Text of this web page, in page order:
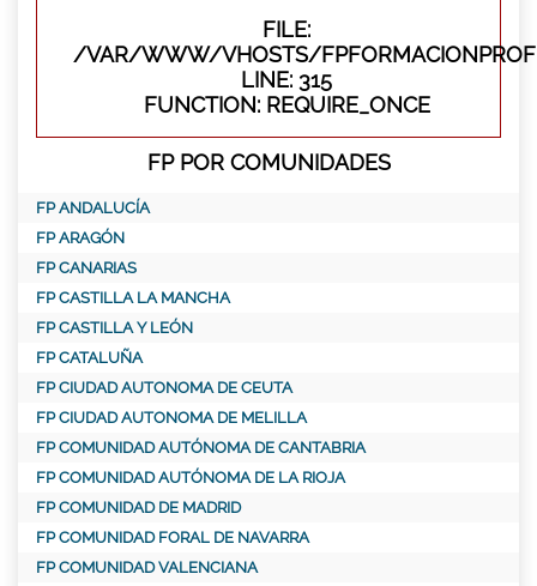
FILE:
/VAR/WWW/VHOSTS/
LINE: 315
FUNCTION: REQUIRE_ONCE
FP POR COMUNIDADES
FP ANDALUCÍA
FP ARAGÓN
FP CANARIAS
FP CASTILLA LA MANCHA
FP CASTILLA Y LEÓN
FP CATALUÑA
FP CIUDAD AUTONOMA DE CEUTA
FP CIUDAD AUTONOMA DE MELILLA
FP COMUNIDAD AUTÓNOMA DE CANTABRIA
FP COMUNIDAD AUTÓNOMA DE LA RIOJA
FP COMUNIDAD DE MADRID
FP COMUNIDAD FORAL DE NAVARRA
FP COMUNIDAD VALENCIANA